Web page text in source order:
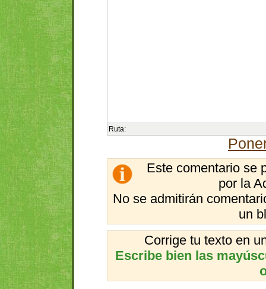
Ruta:
Este comentario se
por la
No se admitirán
un
Corrige tu texto en
Escribe bien las